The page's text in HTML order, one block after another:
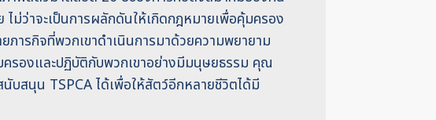
ไม่ว่าจะเป็นการผลักดันให้เกิดกฎหมายเพื่อคุ้มครอง
ภารกิจที่พวกเขาดำเนินการมาด้วยความพยายาม
ครองและปฏิบัติกับพวกเขาอย่างมีมนุษยธรรม คุณ
บสนุน TSPCA ได้เพื่อให้สัตว์อีกหลายชีวิตได้มี